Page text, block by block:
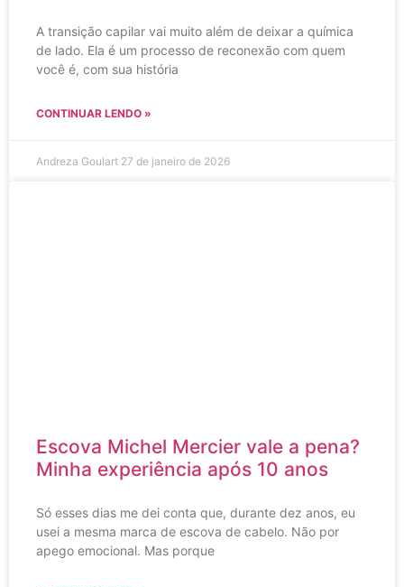
A transição capilar vai muito além de deixar a química
de lado. Ela é um processo de reconexão com quem
você é, com sua história
CONTINUAR LENDO »
Andreza Goulart 27 de janeiro de 2026
Escova Michel Mercier vale a pena?
Minha experiência após 10 anos
Só esses dias me dei conta que, durante dez anos, eu
usei a mesma marca de escova de cabelo. Não por
apego emocional. Mas porque